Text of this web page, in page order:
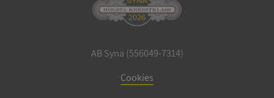
AB Syna (556049-7314)
Cookies